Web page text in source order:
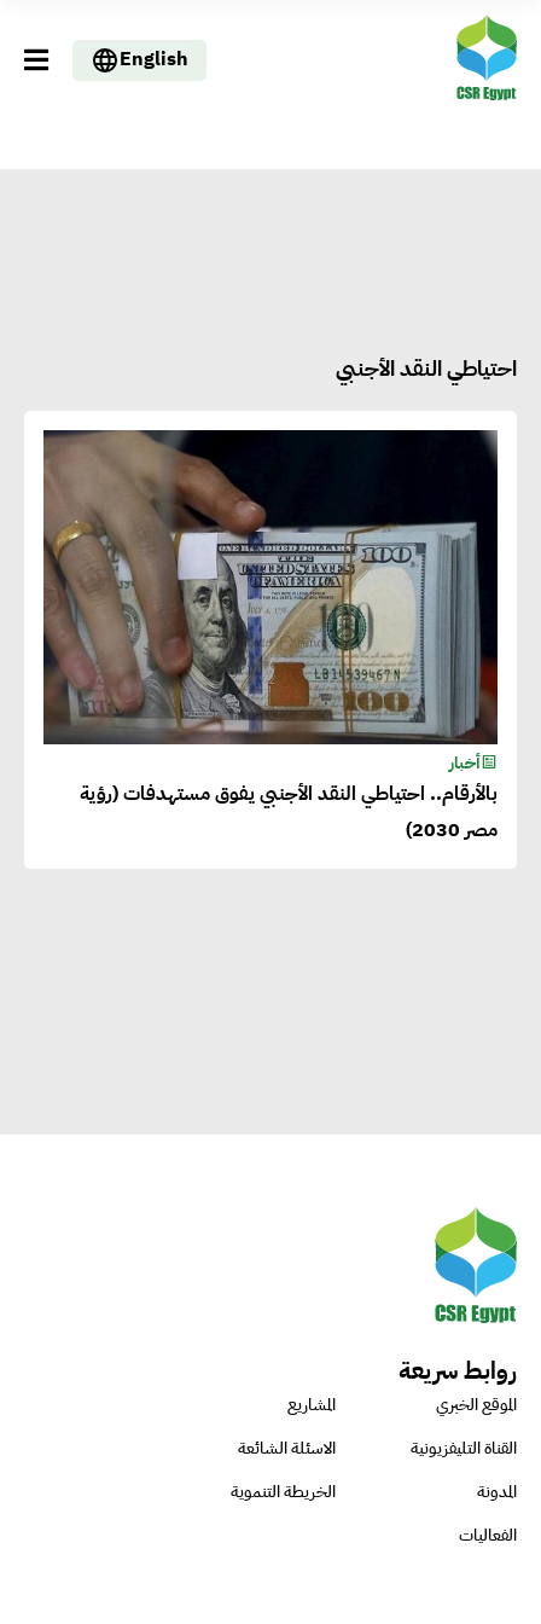
English
احتياطي النقد الأجنبي
أخبار
بالأرقام.. احتياطي النقد الأجنبي يفوق مستهدفات (رؤية
مصر 2030)
روابط سريعة
الموقع الخبري
المشاريع
القناة التليفزيونية
الاسئلة الشائعة
المدونة
الخريطة التنموية
الفعاليات